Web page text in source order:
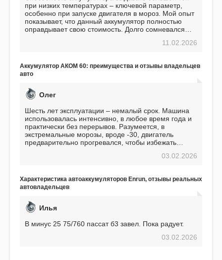
при низких температурах – ключевой параметр,
особенно при запуске двигателя в мороз. Мой опыт
показывает, что данный аккумулятор полностью
оправдывает свою стоимость. Долго сомневался
пожалел. Считаю, что это отличное вложение,11.02.2026
Аккумулятор АКОМ 60: преимущества и отзывы владельцев
авто
Олег
Шесть лет эксплуатации – немалый срок. Машина
использовалась интенсивно, в любое время года и
практически без перерывов. Разумеется, в
экстремальные морозы, вроде -30, двигатель
предварительно прогревался, чтобы избежать
использования не было ни единой поломки,
EFB 75. Судя по характеристикам, он даже
превосходит предыдущую модель.
03.02.2026
Характеристика автоаккумуляторов Enrun, отзывы реальных
автовладельцев
Илья
В минус 25 75/760 пассат б3 завел. Пока радует.
03.02.2026